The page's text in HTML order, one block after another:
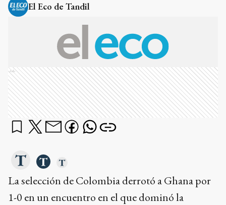
El Eco de Tandil
Ads
La selección de Colombia derrotó a Ghana por
1-0 en un encuentro en el que dominó la